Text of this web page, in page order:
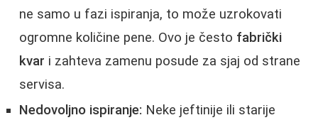
ne samo u fazi ispiranja, to može uzrokovati
ogromne količine pene. Ovo je često fabrički
kvar i zahteva zamenu posude za sjaj od strane
servisa.
Nedovoljno ispiranje: Neke jeftinije ili starije